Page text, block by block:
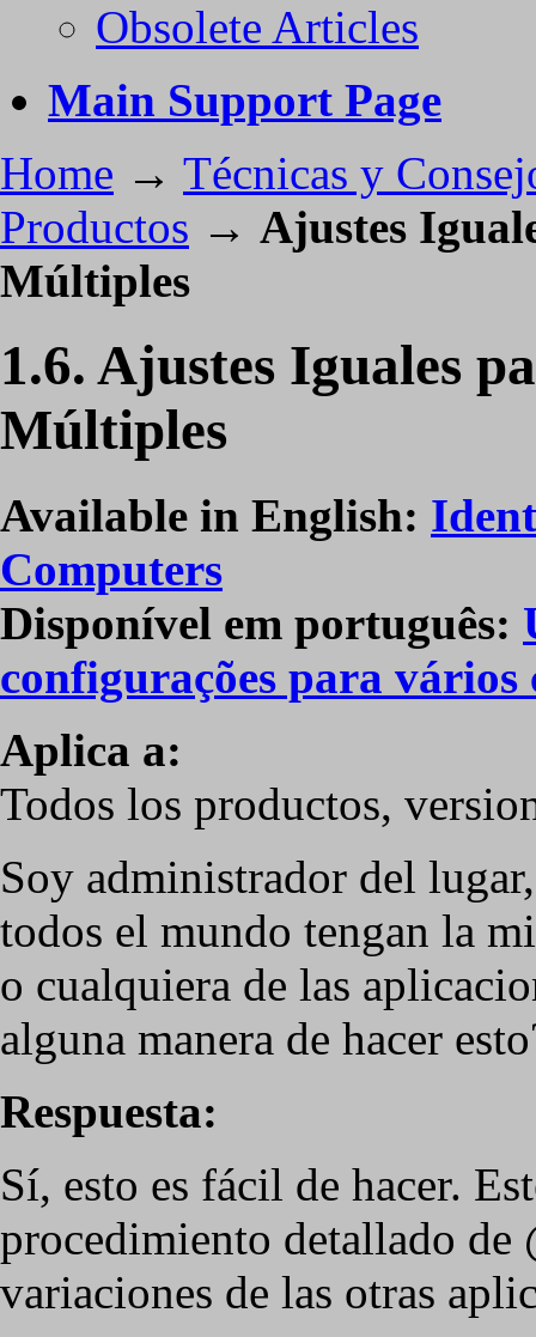
Obsolete Articles
Main Support Page
Home → Técnicas y
Productos → Ajustes
Múltiples
1.6. Ajustes Iguales
Múltiples
Available in English:
Computers
Disponível em português:
configurações para vários
Aplica a:
Todos los productos,
Soy administrador del
todos el mundo tengan la
o cualquiera de las
alguna manera de hacer
Respuesta:
Sí, esto es fácil de hacer.
procedimiento detallado de
variaciones de las otras